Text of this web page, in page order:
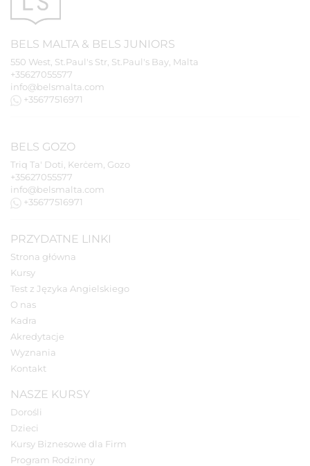
BELS MALTA & BELS JUNIORS
550 West, St.Paul's Str, St.Paul's Bay, Malta
+35627055577
info@belsmalta.com
+35677516971
BELS GOZO
Triq Ta' Doti, Kerċem, Gozo
+35627055577
info@belsmalta.com
+35677516971
PRZYDATNE LINKI
Strona główna
Kursy
Test z Języka Angielskiego
O nas
Kadra
Akredytacje
Wyznania
Kontakt
NASZE KURSY
Dorośli
Dzieci
Kursy Biznesowe dla Firm
Program Rodzinny